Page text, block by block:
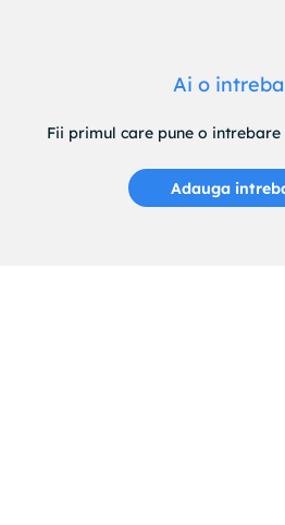
Ai o
Fii primul care pune o
Adauga